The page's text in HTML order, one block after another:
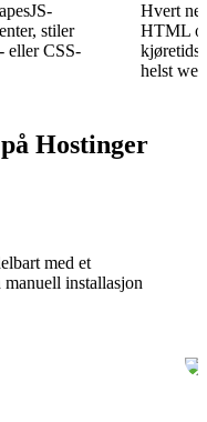
stiler
CSS-
Hvert
HTML
helst
Hostinger
med et
installasjon